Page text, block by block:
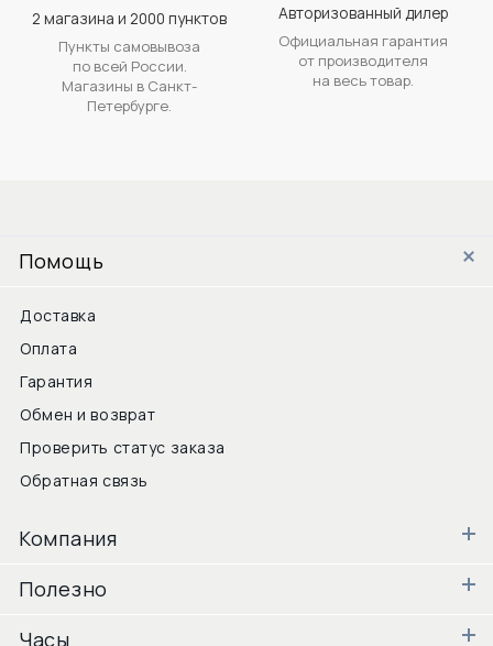
2 магазина и 2000 пунктов
Пункты самовывоза
по всей России.
Магазины в Санкт-
Петербурге.
Авторизованный дилер
Официальная гарантия
от производителя
на весь товар.
Помощь
Доставка
Оплата
Гарантия
Обмен и возврат
Проверить статус заказа
Обратная связь
Компания
Полезно
Часы